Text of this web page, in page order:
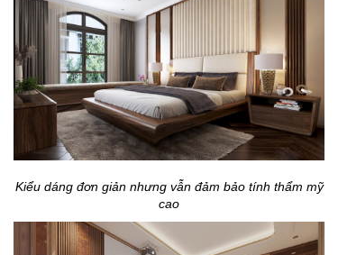
Kiểu dáng đơn giản nhưng vẫn đảm bảo tính thẩm mỹ
cao